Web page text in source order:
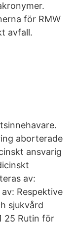
för RMW
avfall.
aborterade
ansvarig
av:
Respektive
sjukvård
25 Rutin för